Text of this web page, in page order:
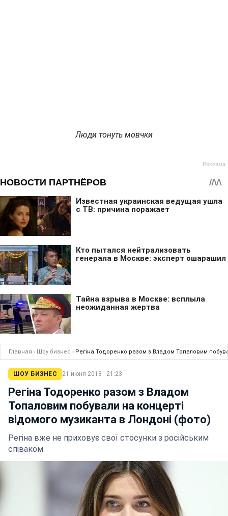
Люди тонуть мовчки
Главная › Шоу бизнес › Регіна Тодоренко разом з Владом Топаловим
ШОУ БИЗНЕС 21 июня 2018 · 21:23
Регіна Тодоренко разом з Владом
Топаловим побували на концерті
відомого музиканта в Лондоні (фото)
Регіна вже не приховує свої стосунки з російським
співаком